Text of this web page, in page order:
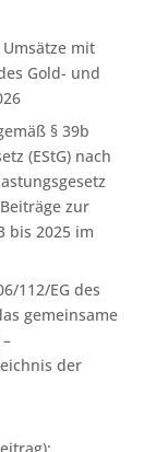
mit
Gold- und
§ 39b
(EStG) nach
zur
bis 2025 im
112/EG des
gemeinsame
der